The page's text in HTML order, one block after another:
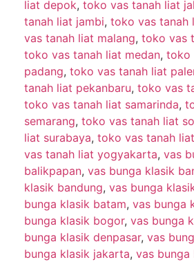
liat depok, toko vas tanah liat
tanah liat jambi, toko vas tanah
vas tanah liat malang, toko vas
toko vas tanah liat medan, toko
padang, toko vas tanah liat
tanah liat pekanbaru, toko vas
toko vas tanah liat samarinda,
semarang, toko vas tanah liat
liat surabaya, toko vas tanah
vas tanah liat yogyakarta, vas
balikpapan, vas bunga klasik
klasik bandung, vas bunga
bunga klasik batam, vas bunga
bunga klasik bogor, vas bunga
bunga klasik denpasar, vas
bunga klasik jakarta, vas bunga